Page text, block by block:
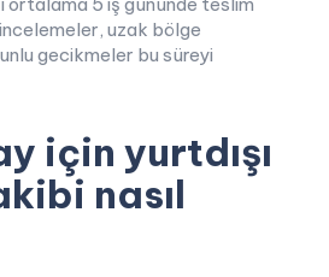
uzak bölge
gecikmeler bu süreyi
için yurtdışı
nasıl